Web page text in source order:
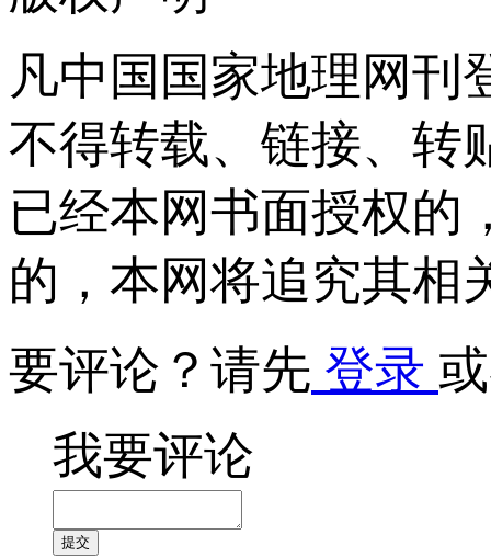
凡中国国家地理网刊
不得转载、链接、转
已经本网书面授权的
的，本网将追究其相
要评论？请先 登录
我要评论